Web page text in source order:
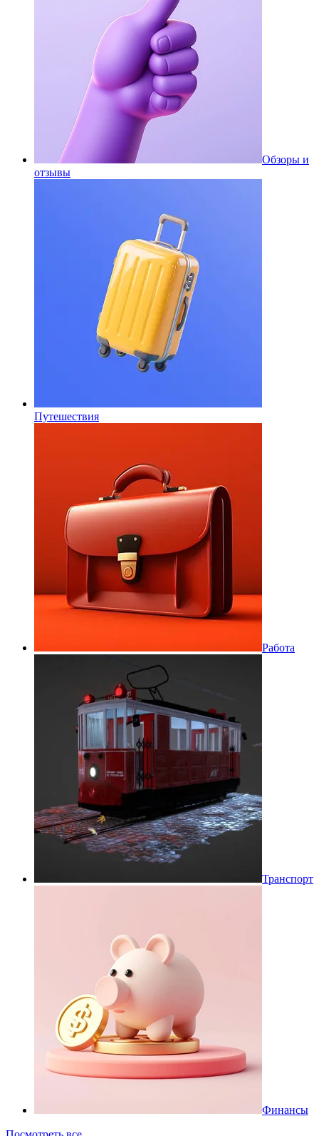
Обзоры и
отзывы
Путешествия
Работа
Транспорт
Финансы